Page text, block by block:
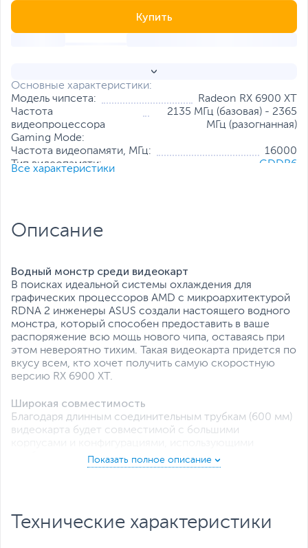
Основные характеристики:
Модель чипсета:
Radeon RX 6900 XT
Частота
видеопроцессора
Gaming Mode:
2135 МГц (базовая) - 2365
МГц (разогнанная)
Частота видеопамяти, МГц:
16000
Тип видеопамяти:
GDDR6
Разъемы:
Все характеристики
Купить
Описание
Водный монстр среди видеокарт
В поисках идеальной системы охлаждения для
графических процессоров AMD с микроархитектурой
RDNA 2 инженеры ASUS создали настоящего водного
монстра, который способен предоставить в ваше
распоряжение всю мощь нового чипа, оставаясь при
этом невероятно тихим. Такая видеокарта придется по
вкусу всем, кто хочет получить самую скоростную
версию RX 6900 XT.
Широкая совместимость
Благодаря длинным соединительным трубкам (600 мм)
видеокарта будет совместимой с большими
необслуживаемую систему водяного охлаждения
центрального процессора. Кабели от радиаторных
Технические характеристики